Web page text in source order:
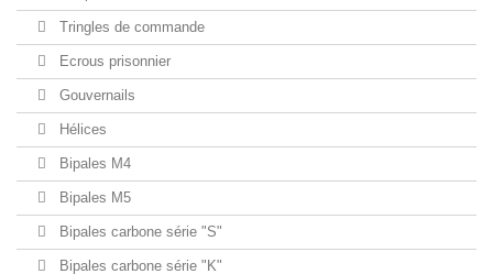
Tringles de commande
Ecrous prisonnier
Gouvernails
Hélices
Bipales M4
Bipales M5
Bipales carbone série "S"
Bipales carbone série "K"